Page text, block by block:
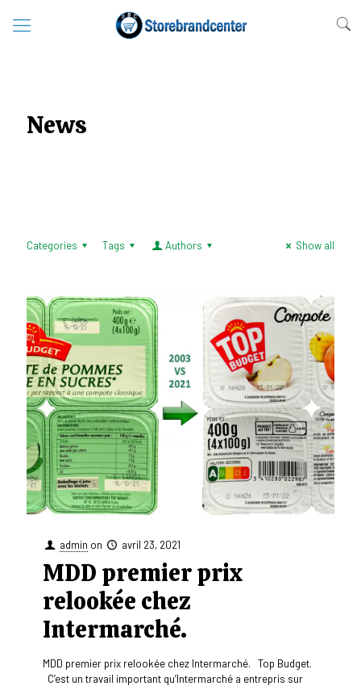
News
Categories Tags Authors Show all
admin on avril 23, 2021
MDD premier prix
relookée chez
Intermarché.
MDD premier prix relookée chez Intermarché. Top Budget.
C’est un travail important qu’Intermarché a entrepris sur